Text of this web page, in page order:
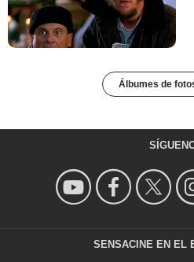
Álbumes de
SENSACINE EN EL